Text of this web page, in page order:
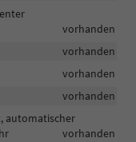
vorhanden
vorhanden
vorhanden
vorhanden
automatischer
vorhanden